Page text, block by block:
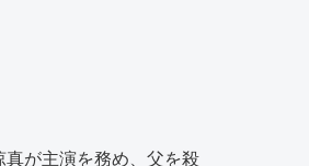
が主演を務め、父を殺